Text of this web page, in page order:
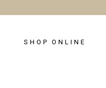
SHOP ONLINE